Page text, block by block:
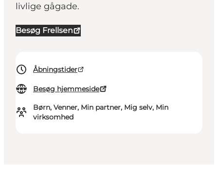
livlige gågade.
Besøg Frellsen
Åbningstider
Besøg hjemmeside
Børn, Venner, Min partner, Mig selv, Min
virksomhed